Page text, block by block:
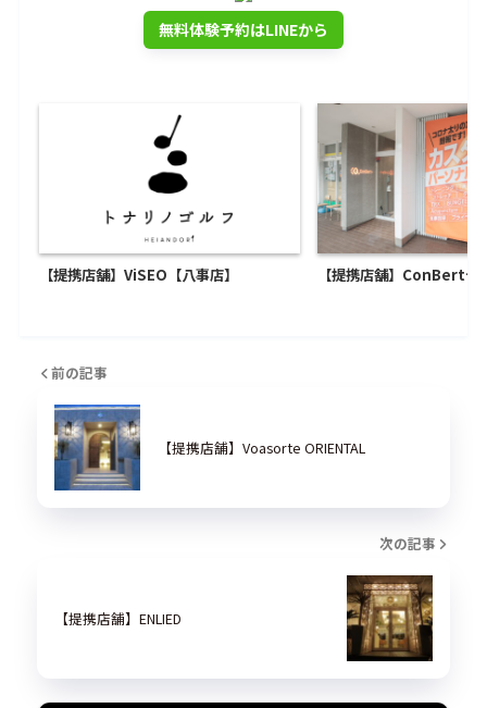
無料体験予約はLINEから
【提携店舗】ViSEO【八事店】 【提携店舗】ConBert+
前の記事
【提携店舗】Voasorte ORIENTAL
次の記事
【提携店舗】ENLIED